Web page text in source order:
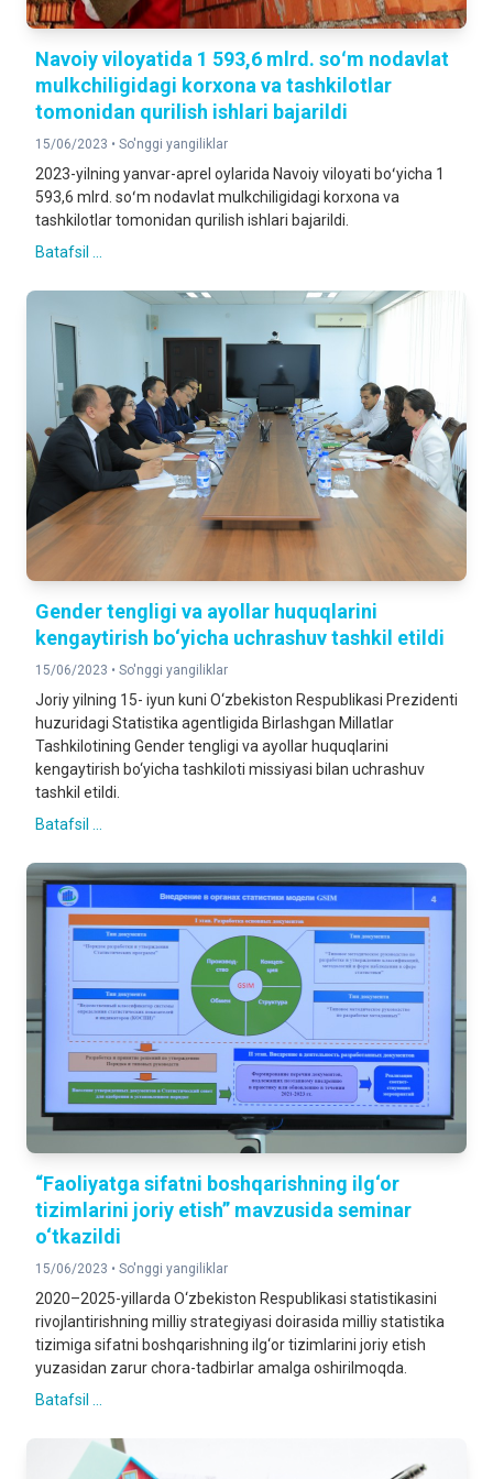
Navoiy viloyatida 1 593,6 mlrd. soʻm nodavlat
mulkchiligidagi korxona va tashkilotlar
tomonidan qurilish ishlari bajarildi
15/06/2023 • So'nggi yangiliklar
2023-yilning yanvar-aprel oylarida Navoiy viloyati boʻyicha 1
593,6 mlrd. soʻm nodavlat mulkchiligidagi korxona va
tashkilotlar tomonidan qurilish ishlari bajarildi.
Batafsil ...
Gender tengligi va ayollar huquqlarini
kengaytirish bo‘yicha uchrashuv tashkil etildi
15/06/2023 • So'nggi yangiliklar
Joriy yilning 15- iyun kuni O‘zbekiston Respublikasi Prezidenti
huzuridagi Statistika agentligida Birlashgan Millatlar
Tashkilotining Gender tengligi va ayollar huquqlarini
kengaytirish bo‘yicha tashkiloti missiyasi bilan uchrashuv
tashkil etildi.
Batafsil ...
“Faoliyatga sifatni boshqarishning ilg‘or
tizimlarini joriy etish” mavzusida seminar
o‘tkazildi
15/06/2023 • So'nggi yangiliklar
2020–2025-yillarda O‘zbekiston Respublikasi statistikasini
rivojlantirishning milliy strategiyasi doirasida milliy statistika
tizimiga sifatni boshqarishning ilg‘or tizimlarini joriy etish
yuzasidan zarur chora-tadbirlar amalga oshirilmoqda.
Batafsil ...